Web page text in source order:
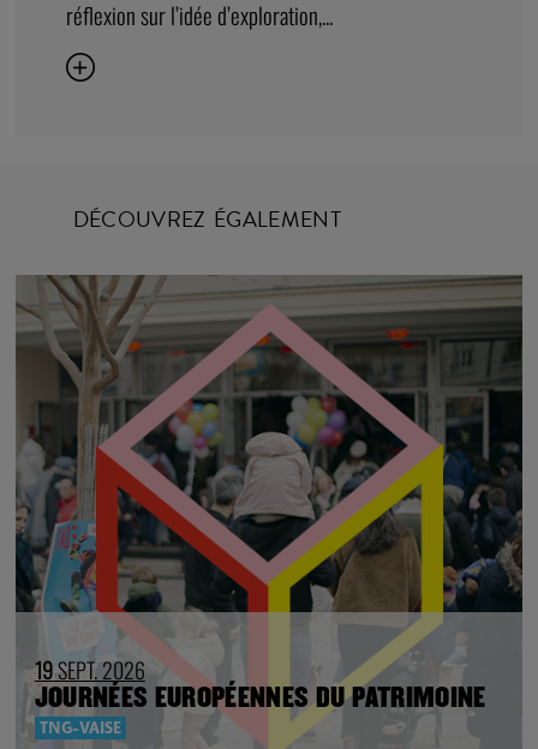
réflexion sur l’idée d’exploration,...
DÉCOUVREZ ÉGALEMENT
19SEPT. 2026
JOURNÉES EUROPÉENNES DU PATRIMOINE
TNG-VAISE